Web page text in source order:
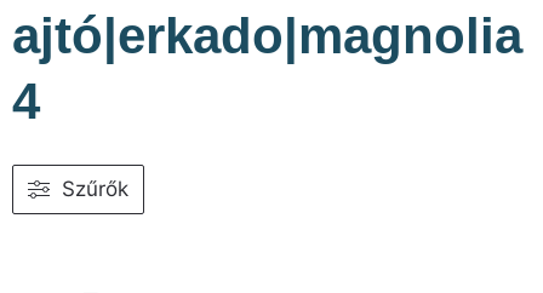
ajtó|erkado|magnolia
4
Szűrők